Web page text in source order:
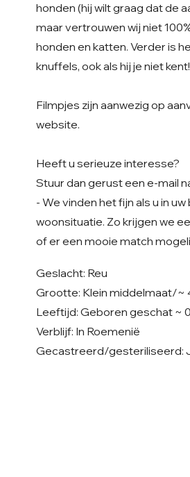
honden (hij wilt graag dat de
maar vertrouwen wij niet
honden en katten. Verder is
knuffels, ook als hij je niet kent!
Filmpjes zijn aanwezig op
website.
Heeft u serieuze interesse?
Stuur dan gerust een e-mail
- We vinden het fijn als u in
woonsituatie. Zo krijgen we
of er een mooie match
Geslacht: Reu
Grootte: Klein middelmaat/~
Leeftijd: Geboren geschat ~
Verblijf: In Roemenië
Gecastreerd/gesteriliseerd: